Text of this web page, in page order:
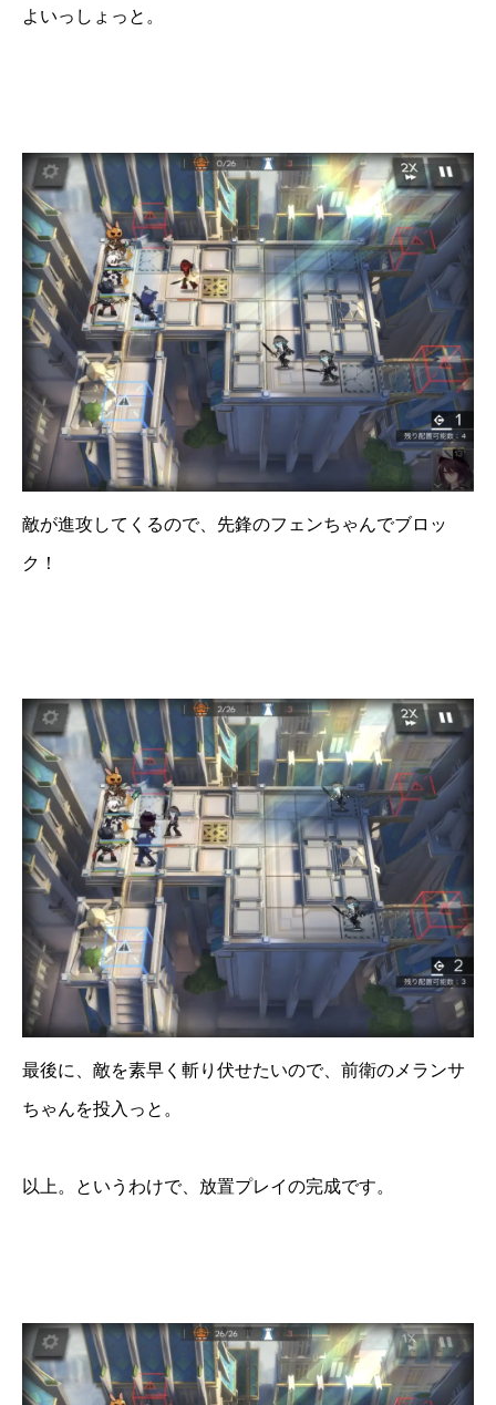
よいっしょっと。
敵が進攻してくるので、先鋒のフェンちゃんでブロッ
ク！
最後に、敵を素早く斬り伏せたいので、前衛のメランサ
ちゃんを投入っと。
以上。というわけで、放置プレイの完成です。